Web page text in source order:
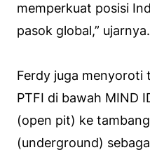
memperkuat posisi
pasok global,” ujarnya.
Ferdy juga menyoroti
PTFI di bawah MIND
(open pit) ke
(underground)